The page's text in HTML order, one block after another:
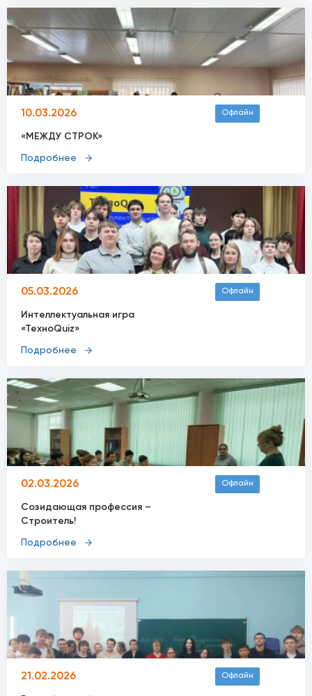
10.03.2026 Офлайн
«МЕЖДУ СТРОК»
Подробнее
05.03.2026 Офлайн
Интеллектуальная игра
«ТехноQuiz»
Подробнее
02.03.2026 Офлайн
Созидающая профессия –
Строитель!
Подробнее
21.02.2026 Офлайн